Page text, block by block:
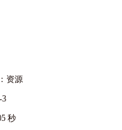
资源
3
秒